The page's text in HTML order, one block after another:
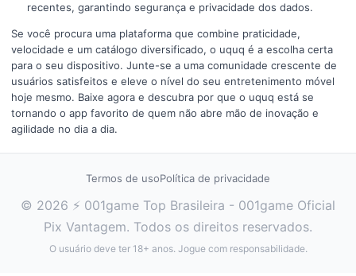
recentes, garantindo segurança e privacidade dos dados.
Se você procura uma plataforma que combine praticidade,
velocidade e um catálogo diversificado, o uquq é a escolha certa
para o seu dispositivo. Junte-se a uma comunidade crescente de
usuários satisfeitos e eleve o nível do seu entretenimento móvel
hoje mesmo. Baixe agora e descubra por que o uquq está se
tornando o app favorito de quem não abre mão de inovação e
agilidade no dia a dia.
Termos de usoPolítica de privacidade
© 2026 ⚡ 001game Top Brasileira - 001game Oficial
Pix Vantagem. Todos os direitos reservados.
O usuário deve ter 18+ anos. Jogue com responsabilidade.